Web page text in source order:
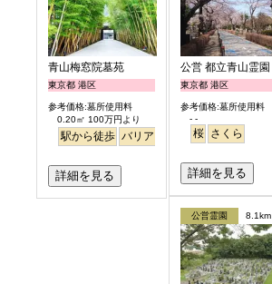
青山梅窓院墓苑
東京都 港区
参考価格:墓所使用料
0.20㎡ 100万円より
駅から徒歩 バリアフリー 永代供養
詳細を見る
公営 都立青山霊園
東京都 港区
参考価格:墓所使用料
- -
桜 さくら
詳細を見る
公営霊園 8.1km